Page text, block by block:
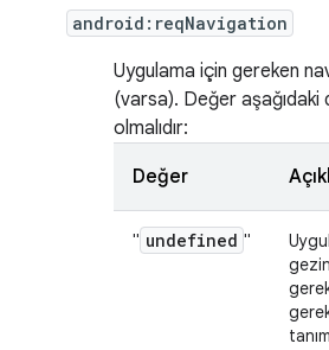
android:reqNavigation
Uygulama için gereken
(varsa). Değer aşağıdaki
olmalıdır:
Değer
" undefined "